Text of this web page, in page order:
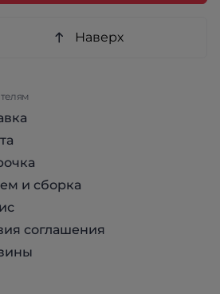
Наверх
и сборка
соглашения